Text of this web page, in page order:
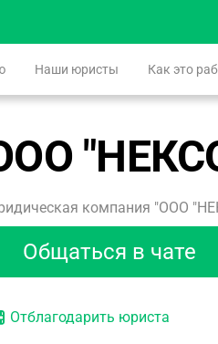
Наши юристы Как это
компания "ООО
Общаться в чате
Отблагодарить юриста